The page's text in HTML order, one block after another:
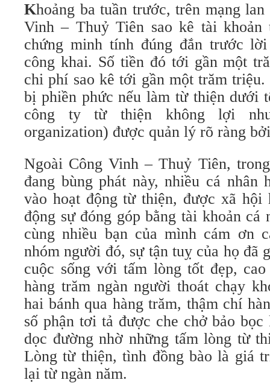
Khoảng ba tuần trước, trên mạng
Vinh – Thuỷ Tiên sao kê tài khoản
chứng minh tính đúng đắn trước
công khai. Số tiền đó tới gần một
chi phí sao kê tới gần một trăm
bị phiền phức nếu làm từ thiện dưới
công ty từ thiện không lợi
organization) được quản lý rõ ràng
Ngoài Công Vinh – Thuỷ Tiên,
đang bùng phát này, nhiều cá nhân
vào hoạt động từ thiện, được xã hội
động sự đóng góp bằng tài khoản cá
cùng nhiều bạn của mình cám ơn
nhóm người đó, sự tận tuỵ của họ đã
cuộc sống với tấm lòng tốt đẹp,
hàng trăm ngàn người thoát chạy
hai bánh qua hàng trăm, thậm chí
số phận tơi tả được che chở bảo
dọc đường nhờ những tấm lòng từ
Lòng từ thiện, tình đồng bào là giá
lại từ ngàn năm.